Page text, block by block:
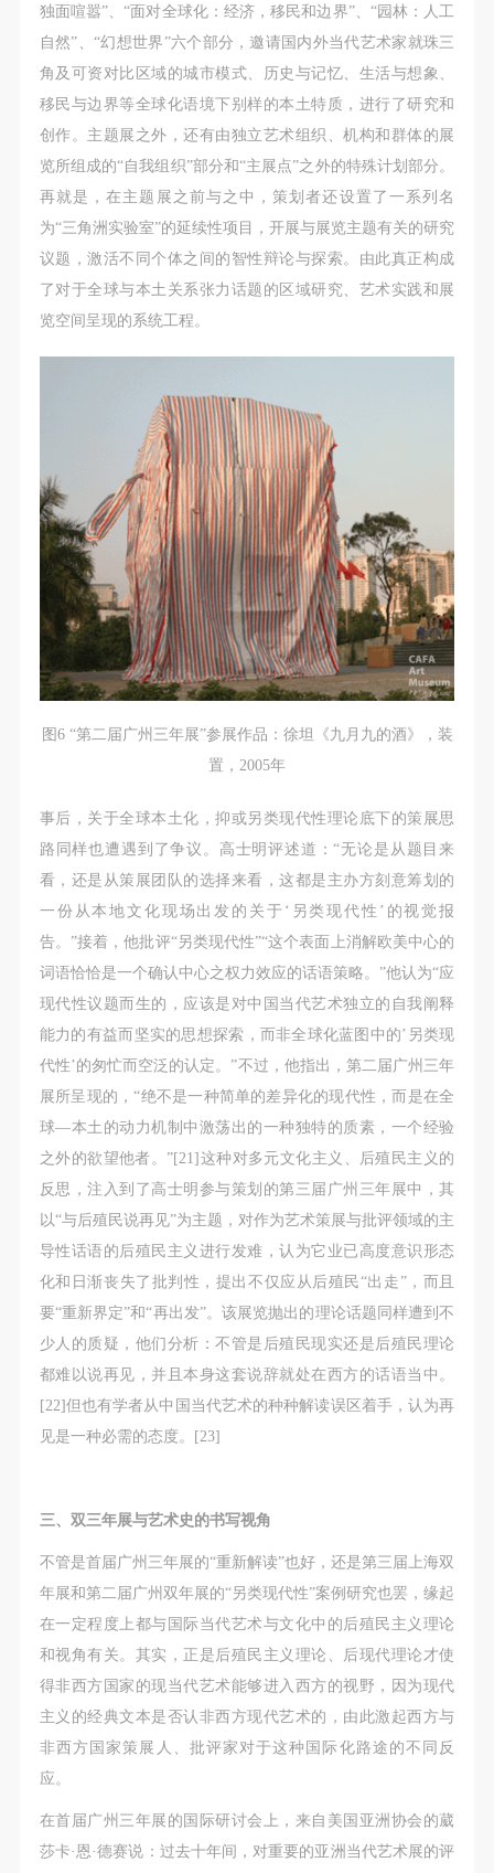
独面喧嚣”、“面对全球化：经济，移民和边界”、“园林：人工
自然”、“幻想世界”六个部分，邀请国内外当代艺术家就珠三
角及可资对比区域的城市模式、历史与记忆、生活与想象、
移民与边界等全球化语境下别样的本土特质，进行了研究和
创作。主题展之外，还有由独立艺术组织、机构和群体的展
览所组成的“自我组织”部分和“主展点”之外的特殊计划部分。
再就是，在主题展之前与之中，策划者还设置了一系列名
为“三角洲实验室”的延续性项目，开展与展览主题有关的研究
议题，激活不同个体之间的智性辩论与探索。由此真正构成
了对于全球与本土关系张力话题的区域研究、艺术实践和展
览空间呈现的系统工程。
图6 “第二届广州三年展”参展作品：徐坦《九月九的酒》，装
置，2005年
事后，关于全球本土化，抑或另类现代性理论底下的策展思
路同样也遭遇到了争议。高士明评述道：“无论是从题目来
看，还是从策展团队的选择来看，这都是主办方刻意筹划的
一份从本地文化现场出发的关于‘另类现代性’的视觉报
告。”接着，他批评“另类现代性”“这个表面上消解欧美中心的
词语恰恰是一个确认中心之权力效应的话语策略。”他认为“应
现代性议题而生的，应该是对中国当代艺术独立的自我阐释
能力的有益而坚实的思想探索，而非全球化蓝图中的’另类现
代性’的匆忙而空泛的认定。”不过，他指出，第二届广州三年
展所呈现的，“绝不是一种简单的差异化的现代性，而是在全
球—本土的动力机制中激荡出的一种独特的质素，一个经验
之外的欲望他者。”[21]这种对多元文化主义、后殖民主义的
反思，注入到了高士明参与策划的第三届广州三年展中，其
以“与后殖民说再见”为主题，对作为艺术策展与批评领域的主
导性话语的后殖民主义进行发难，认为它业已高度意识形态
化和日渐丧失了批判性，提出不仅应从后殖民“出走”，而且
要“重新界定”和“再出发”。该展览抛出的理论话题同样遭到不
少人的质疑，他们分析：不管是后殖民现实还是后殖民理论
都难以说再见，并且本身这套说辞就处在西方的话语当中。
[22]但也有学者从中国当代艺术的种种解读误区着手，认为再
见是一种必需的态度。[23]
三、双三年展与艺术史的书写视角
不管是首届广州三年展的“重新解读”也好，还是第三届上海双
年展和第二届广州双年展的“另类现代性”案例研究也罢，缘起
在一定程度上都与国际当代艺术与文化中的后殖民主义理论
和视角有关。其实，正是后殖民主义理论、后现代理论才使
得非西方国家的现当代艺术能够进入西方的视野，因为现代
主义的经典文本是否认非西方现代艺术的，由此激起西方与
非西方国家策展人、批评家对于这种国际化路途的不同反
应。
在首届广州三年展的国际研讨会上，来自美国亚洲协会的葳
莎卡·恩·德赛说：过去十年间，对重要的亚洲当代艺术展的评